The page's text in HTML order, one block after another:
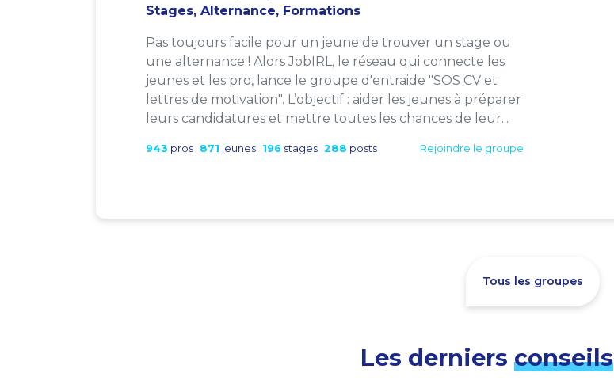
Stages, Alternance, Formations
Pas toujours facile pour un jeune de trouver un stage ou
une alternance ! Alors JobIRL, le réseau qui connecte les
jeunes et les pro, lance le groupe d'entraide "SOS CV et
lettres de motivation". L’objectif : aider les jeunes à préparer
leurs candidatures et mettre toutes les chances de leur...
943 pros 871 jeunes 196 stages 288 posts Rejoindre le groupe
Tous les groupes
Les derniers conseils